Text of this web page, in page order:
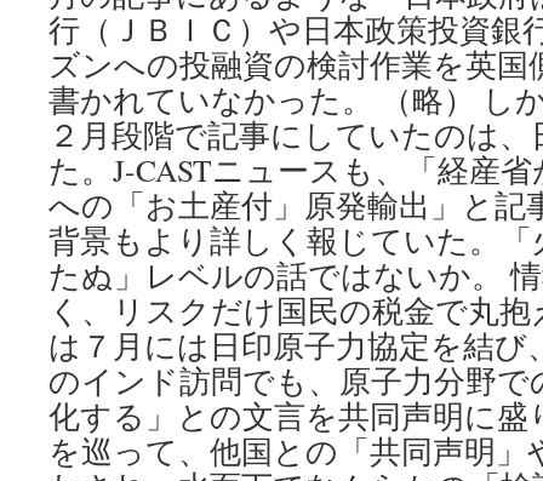
行（ＪＢＩＣ）や日本政策投資銀
ズンへの投融資の検討作業を英
書かれていなかった。 （略） し
２月段階で記事にしていたのは
た。J-CASTニュースも、「経産
への「お土産付」原発輸出」と記
背景もより詳しく報じていた。
たぬ」レベルの話ではないか。
く、リスクだけ国民の税金で丸
は７月には日印原子力協定を結び
のインド訪問でも、原子力分野で
化する」との文言を共同声明に盛
を巡って、他国との「共同声明」